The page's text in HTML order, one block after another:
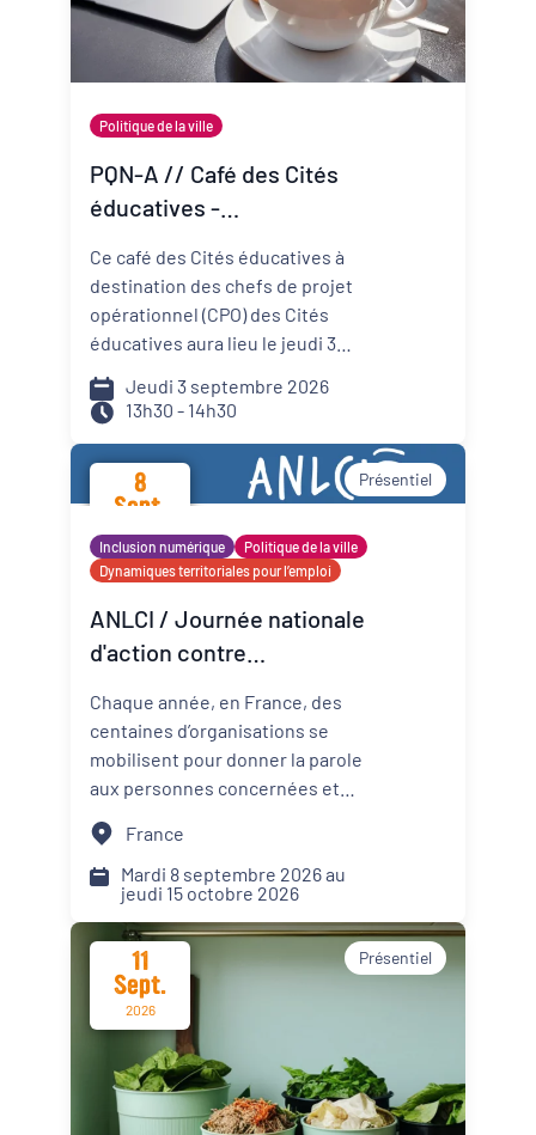
qui embarque mes
collaborateurs et mes parties
prenantes ?
Politique de la ville
PQN-A // Café des Cités
éducatives -
prévention et la promotion
de la santé mentale
Ce café des Cités éducatives à
destination des chefs de projet
opérationnel (CPO) des Cités
éducatives aura lieu le jeudi 3
portera sur le développement
d'actions de prévention et de
promotion de la santé mentale
dans les Cités éducatives de
Jeudi 3 septembre 2026
13h30 - 14h30
8
Sept.
Présentiel
Inclusion numérique
Politique de la ville
Dynamiques territoriales pour l’emploi
ANLCI / Journée nationale
d'action contre
Chaque année, en France, des
centaines d’organisations se
mobilisent pour donner la parole
aux personnes concernées et
sur les solutions locales.
France
Mardi 8 septembre 2026 au
jeudi 15 octobre 2026
11
Sept.
2026
Présentiel